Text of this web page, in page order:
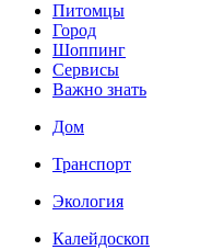
Питомцы
Город
Шоппинг
Сервисы
Важно знать
Дом
Транспорт
Экология
Калейдоскоп